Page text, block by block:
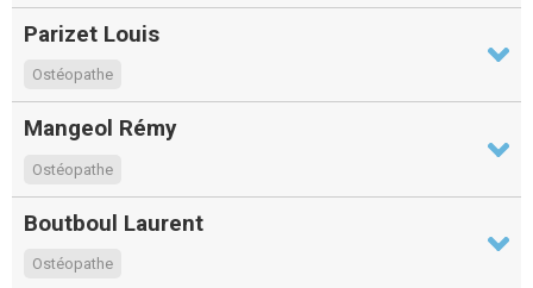
Parizet Louis
Ostéopathe
Mangeol Rémy
Ostéopathe
Boutboul Laurent
Ostéopathe